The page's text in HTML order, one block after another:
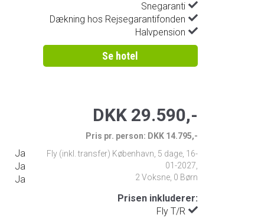
Snegaranti
Dækning hos Rejsegarantifonden
Halvpension
Se hotel
Ja
Ja
Ja
DKK 29.590,-
Pris pr. person: DKK 14.795,-
Fly (inkl. transfer) København 5 dage 16-
01-2027
2 Voksne, 0 Børn
Prisen inkluderer:
Fly T/R